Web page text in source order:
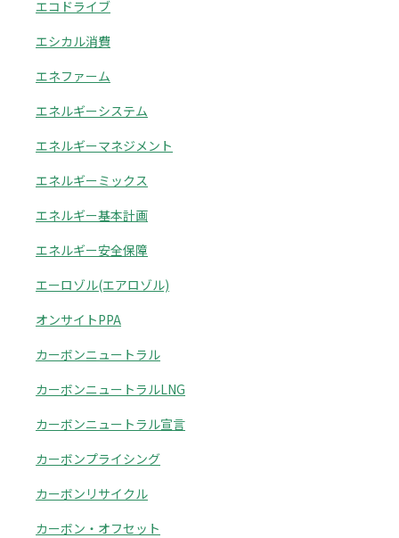
エコドライブ
エシカル消費
エネファーム
エネルギーシステム
エネルギーマネジメント
エネルギーミックス
エネルギー基本計画
エネルギー安全保障
エーロゾル(エアロゾル)
オンサイトPPA
カーボンニュートラル
カーボンニュートラルLNG
カーボンニュートラル宣言
カーボンプライシング
カーボンリサイクル
カーボン・オフセット